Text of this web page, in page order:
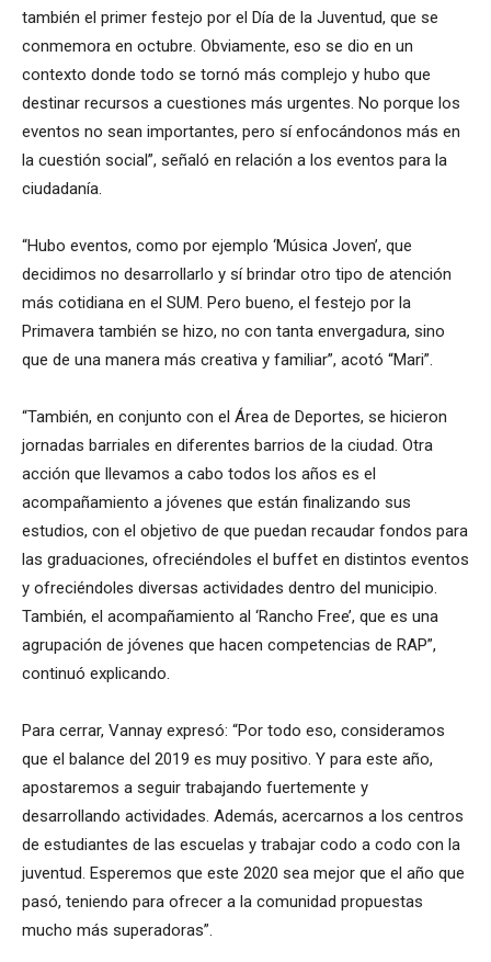
también el primer festejo por el Día de la Juventud, que se
conmemora en octubre. Obviamente, eso se dio en un
contexto donde todo se tornó más complejo y hubo que
destinar recursos a cuestiones más urgentes. No porque los
eventos no sean importantes, pero sí enfocándonos más en
la cuestión social”, señaló en relación a los eventos para la
ciudadanía.
“Hubo eventos, como por ejemplo ‘Música Joven’, que
decidimos no desarrollarlo y sí brindar otro tipo de atención
más cotidiana en el SUM. Pero bueno, el festejo por la
Primavera también se hizo, no con tanta envergadura, sino
que de una manera más creativa y familiar”, acotó “Mari”.
“También, en conjunto con el Área de Deportes, se hicieron
jornadas barriales en diferentes barrios de la ciudad. Otra
acción que llevamos a cabo todos los años es el
acompañamiento a jóvenes que están finalizando sus
estudios, con el objetivo de que puedan recaudar fondos para
las graduaciones, ofreciéndoles el buffet en distintos eventos
y ofreciéndoles diversas actividades dentro del municipio.
También, el acompañamiento al ‘Rancho Free’, que es una
agrupación de jóvenes que hacen competencias de RAP”,
continuó explicando.
Para cerrar, Vannay expresó: “Por todo eso, consideramos
que el balance del 2019 es muy positivo. Y para este año,
apostaremos a seguir trabajando fuertemente y
desarrollando actividades. Además, acercarnos a los centros
de estudiantes de las escuelas y trabajar codo a codo con la
juventud. Esperemos que este 2020 sea mejor que el año que
pasó, teniendo para ofrecer a la comunidad propuestas
mucho más superadoras”.